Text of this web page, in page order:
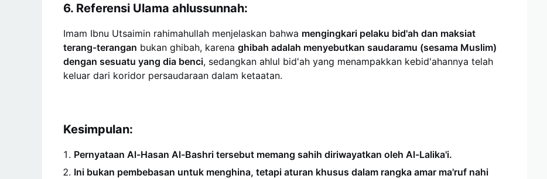
6. Referensi Ulama ahlussunnah:
Imam Ibnu Utsaimin rahimahullah menjelaskan bahwa mengingkari pelaku bid'ah dan maksiat
terang-terangan bukan ghibah, karena ghibah adalah menyebutkan saudaramu (sesama Muslim)
dengan sesuatu yang dia benci, sedangkan ahlul bid'ah yang menampakkan kebid'ahannya telah
keluar dari koridor persaudaraan dalam ketaatan.
Kesimpulan:
Pernyataan Al-Hasan Al-Bashri tersebut memang sahih diriwayatkan oleh Al-Lalika'i.
Ini bukan pembebasan untuk menghina, tetapi aturan khusus dalam rangka amar ma'ruf nahi